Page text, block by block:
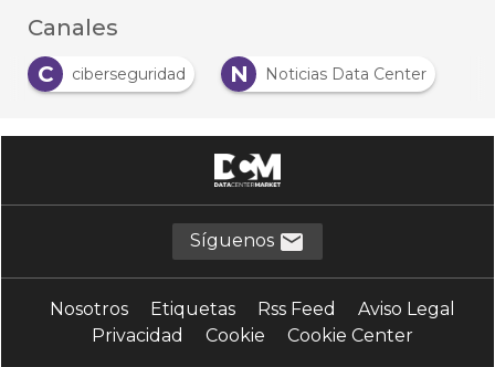
Canales
C
ciberseguridad N Noticias Data Center
Síguenos
Nosotros Etiquetas Rss Feed
Aviso Legal
Privacidad
Cookie Cookie Center